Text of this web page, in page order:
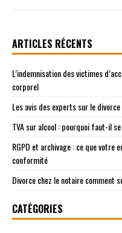
ARTICLES RÉCENTS
L’indemnisation des victimes
corporel
Les avis des experts sur le
TVA sur alcool : pourquoi faut-il
RGPD et archivage : ce que votre
conformité
Divorce chez le notaire comment
CATÉGORIES